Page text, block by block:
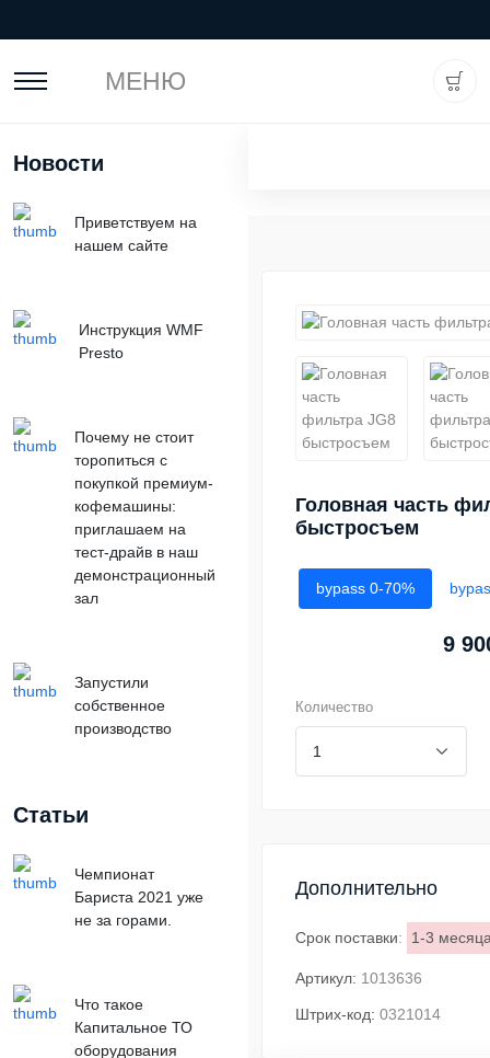
МЕНЮ
Новости
Приветствуем на
нашем сайте
Инструкция WMF
Presto
Почему не стоит
торопиться с
покупкой премиум-
кофемашины:
приглашаем на
тест-драйв в наш
демонстрационный
зал
Запустили
собственное
производство
Статьи
Чемпионат
Бариста 2021 уже
не за горами.
Что такое
Капитальное ТО
оборудования
Головная часть
быстросъем
bypass 0-70%
9
Количество
Дополнительно
Срок поставки: 1-3
Артикул: 1013636
Штрих-код: 0321014